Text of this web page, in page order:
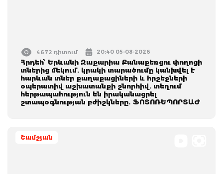
4672 դիտում 20:40 05-08-2026
Հրդեհ՝ Երևանի Զաքարիա Քանաքեռցու փողոցի
տներից մեկում. կրակի տարածումը կանխվել է
հարևան տներ քաղաքացիների և հրշեջների
օպերատիվ աշխատանքի շնորհիվ. տեղում
հերթապահություն են իրականացրել
շտապօգնության բժիշկները. ՖՈՏՈՌԵՊՈՐՏԱԺ
Շամշյան